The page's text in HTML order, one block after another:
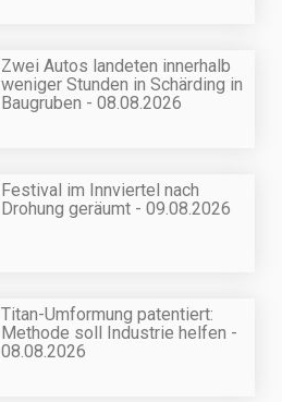
Zwei Autos landeten innerhalb
weniger Stunden in Schärding in
Baugruben - 08.08.2026
Festival im Innviertel nach
Drohung geräumt - 09.08.2026
Titan-Umformung patentiert:
Methode soll Industrie helfen -
08.08.2026